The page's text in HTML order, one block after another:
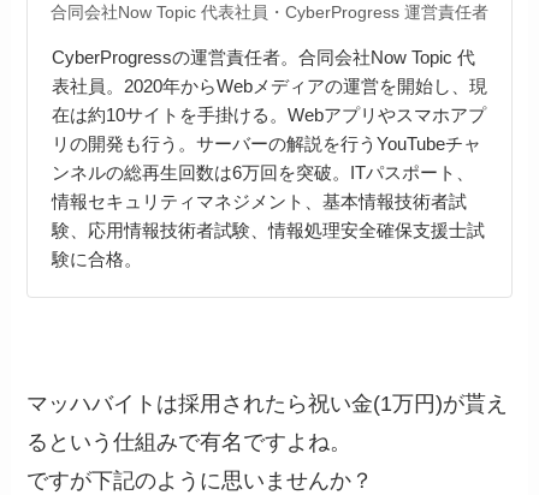
合同会社Now Topic 代表社員・CyberProgress 運営責任者
CyberProgressの運営責任者。合同会社Now Topic 代
表社員。2020年からWebメディアの運営を開始し、現
在は約10サイトを手掛ける。Webアプリやスマホアプ
リの開発も行う。サーバーの解説を行うYouTubeチャ
ンネルの総再生回数は6万回を突破。ITパスポート、
情報セキュリティマネジメント、基本情報技術者試
験、応用情報技術者試験、情報処理安全確保支援士試
験に合格。
マッハバイトは採用されたら祝い金(1万円)が貰え
るという仕組みで有名ですよね。
ですが下記のように思いませんか？